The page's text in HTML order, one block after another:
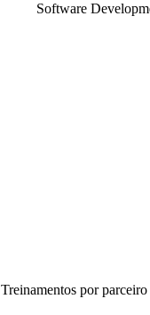
Software
Treinamentos por parceiro